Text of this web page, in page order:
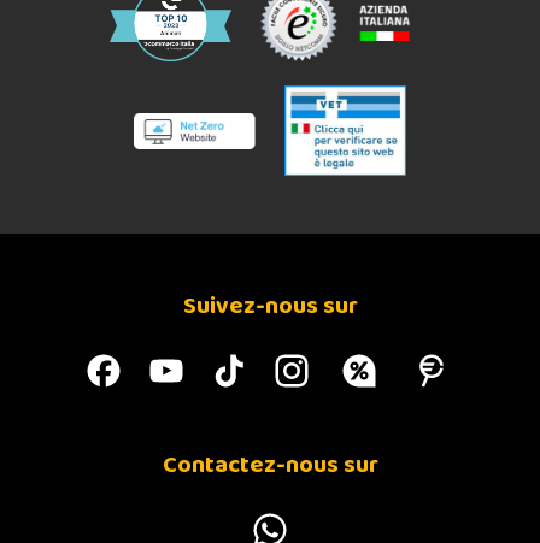
Suivez-nous sur
Contactez-nous sur